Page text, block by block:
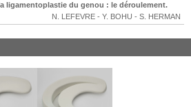
ligamentoplastie du genou : le déroulement.
N. LEFEVRE - Y. BOHU - S. HERMAN